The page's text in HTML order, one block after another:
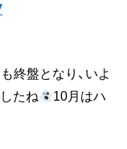
終盤となり、いよ
たね
10月はハ